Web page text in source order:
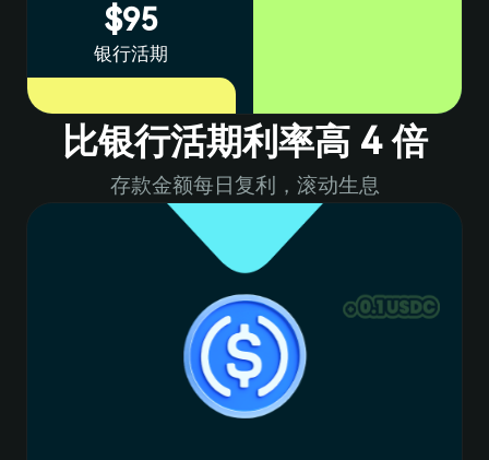
5
6
$95
银行活期
比银行活期利率高 4 倍
存款金额每日复利，滚动生息
7
8
9
0
2
3
4
6